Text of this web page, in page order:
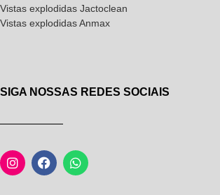
Vistas explodidas Jactoclean
Vistas explodidas Anmax
SIGA NOSSAS REDES SOCIAIS